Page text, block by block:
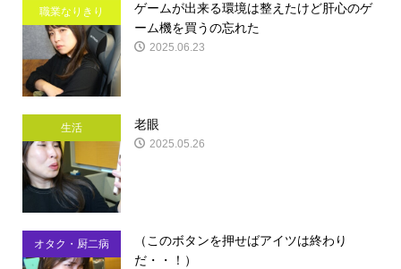
職業なりきり
ゲームが出来る環境は整えたけど肝心のゲ
ーム機を買うの忘れた
2025.06.23
生活 老眼
2025.05.26
オタク・厨二病
（このボタンを押せばアイツは終わり
だ・・！）